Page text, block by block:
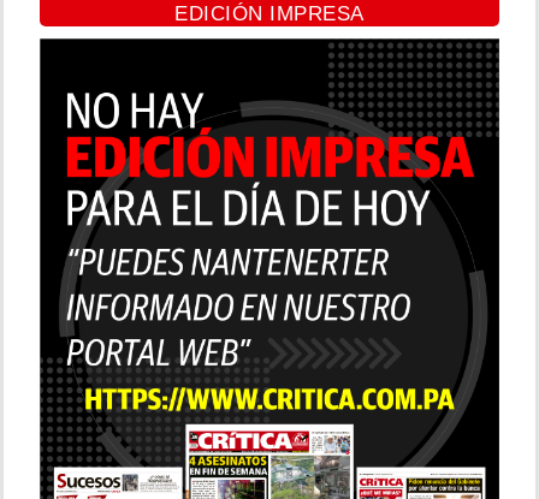
EDICIÓN IMPRESA